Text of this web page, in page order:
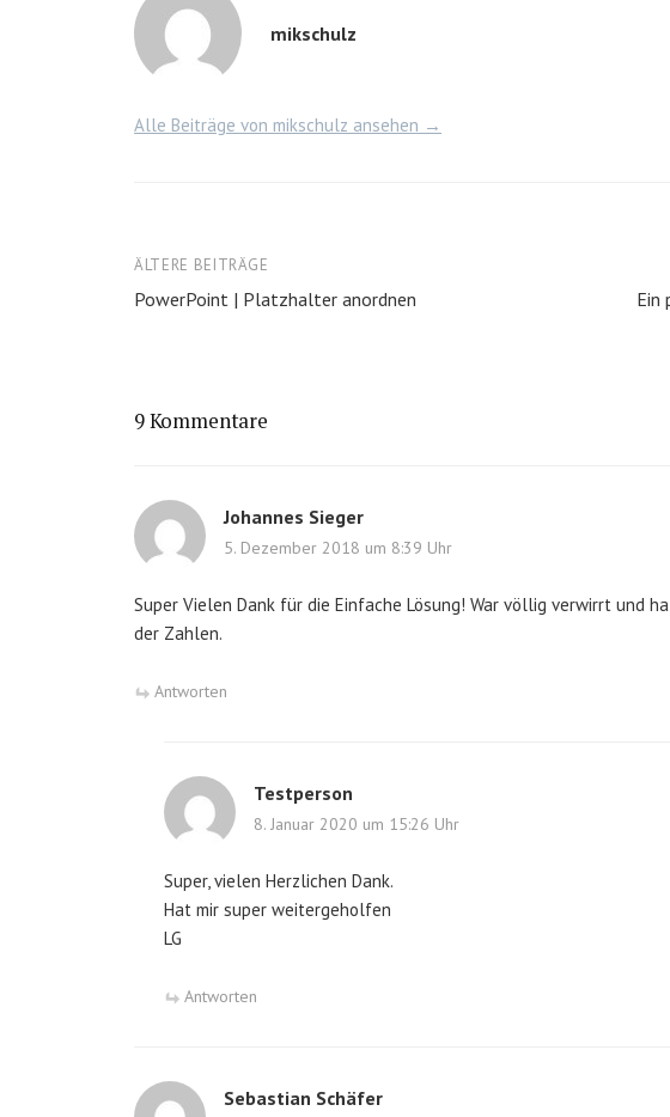
mikschulz
Alle Beiträge von mikschulz ansehen →
Beitragsnavigation
ÄLTERE BEITRÄGE
PowerPoint | Platzhalter anordnen Ein
9 Kommentare
Johannes Sieger
5. Dezember 2018 um 8:39 Uhr
Super Vielen Dank für die Einfache Lösung! War völlig verwirrt und
der Zahlen.
Antworten
Testperson
8. Januar 2020 um 15:26 Uhr
Super, vielen Herzlichen Dank.
Hat mir super weitergeholfen
LG
Antworten
Sebastian Schäfer